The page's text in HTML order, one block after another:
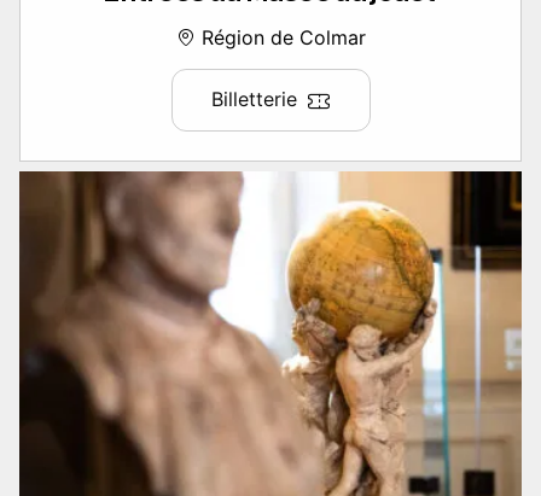
Région de Colmar
Billetterie